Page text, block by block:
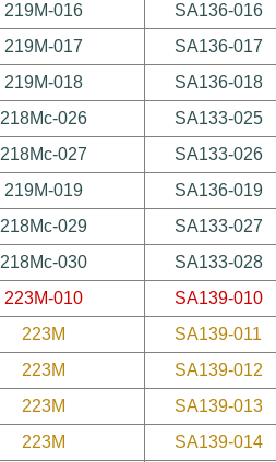
219M-016
SA136-016
219M-017
SA136-017
219M-018
SA136-018
218Mc-026
SA133-025
218Mc-027
SA133-026
219M-019
SA136-019
218Mc-029
SA133-027
218Mc-030
SA133-028
223M-010
SA139-010
223M
SA139-011
223M
SA139-012
223M
SA139-013
223M
SA139-014